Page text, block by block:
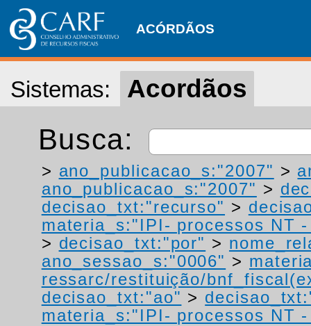
ACÓRDÃOS
Sistemas: Acordãos
Busca:
> ano_publicacao_s:"2007" >
ano_publicacao_s:"2007" >
decisao_txt:"recurso" >
materia_s:"IPI- processos NT
> decisao_txt:"por" >
ano_sessao_s:"0006" >
ressarc/restituição/
decisao_txt:"ao" >
materia_s:"IPI- processos NT